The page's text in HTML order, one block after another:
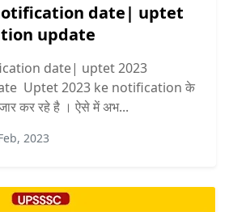
date| uptet
update
date| uptet 2023
Uptet 2023 ke notification के
कर रहे है । ऐसे में अभ...
2023